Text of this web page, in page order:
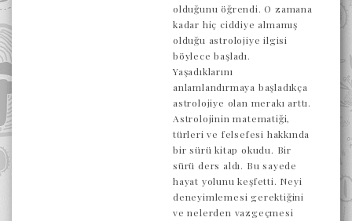
olduğunu öğrendi. O zamana
kadar hiç ciddiye almamış
olduğu astrolojiye ilgisi
böylece başladı.
Yaşadıklarını
anlamlandırmaya başladıkça
astrolojiye olan merakı arttı.
Astrolojinin matematiği,
türleri ve felsefesi hakkında
bir sürü kitap okudu. Bir
sürü ders aldı. Bu sayede
hayat yolunu keşfetti. Neyi
deneyimlemesi gerektiğini
ve nelerden vazgeçmesi